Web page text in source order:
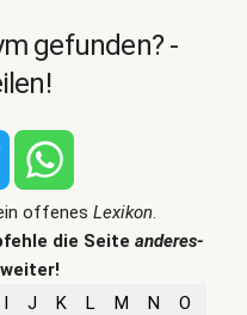
gefunden? -
offenes Lexikon.
die Seite anderes-
weiter!
I J K L M N
O